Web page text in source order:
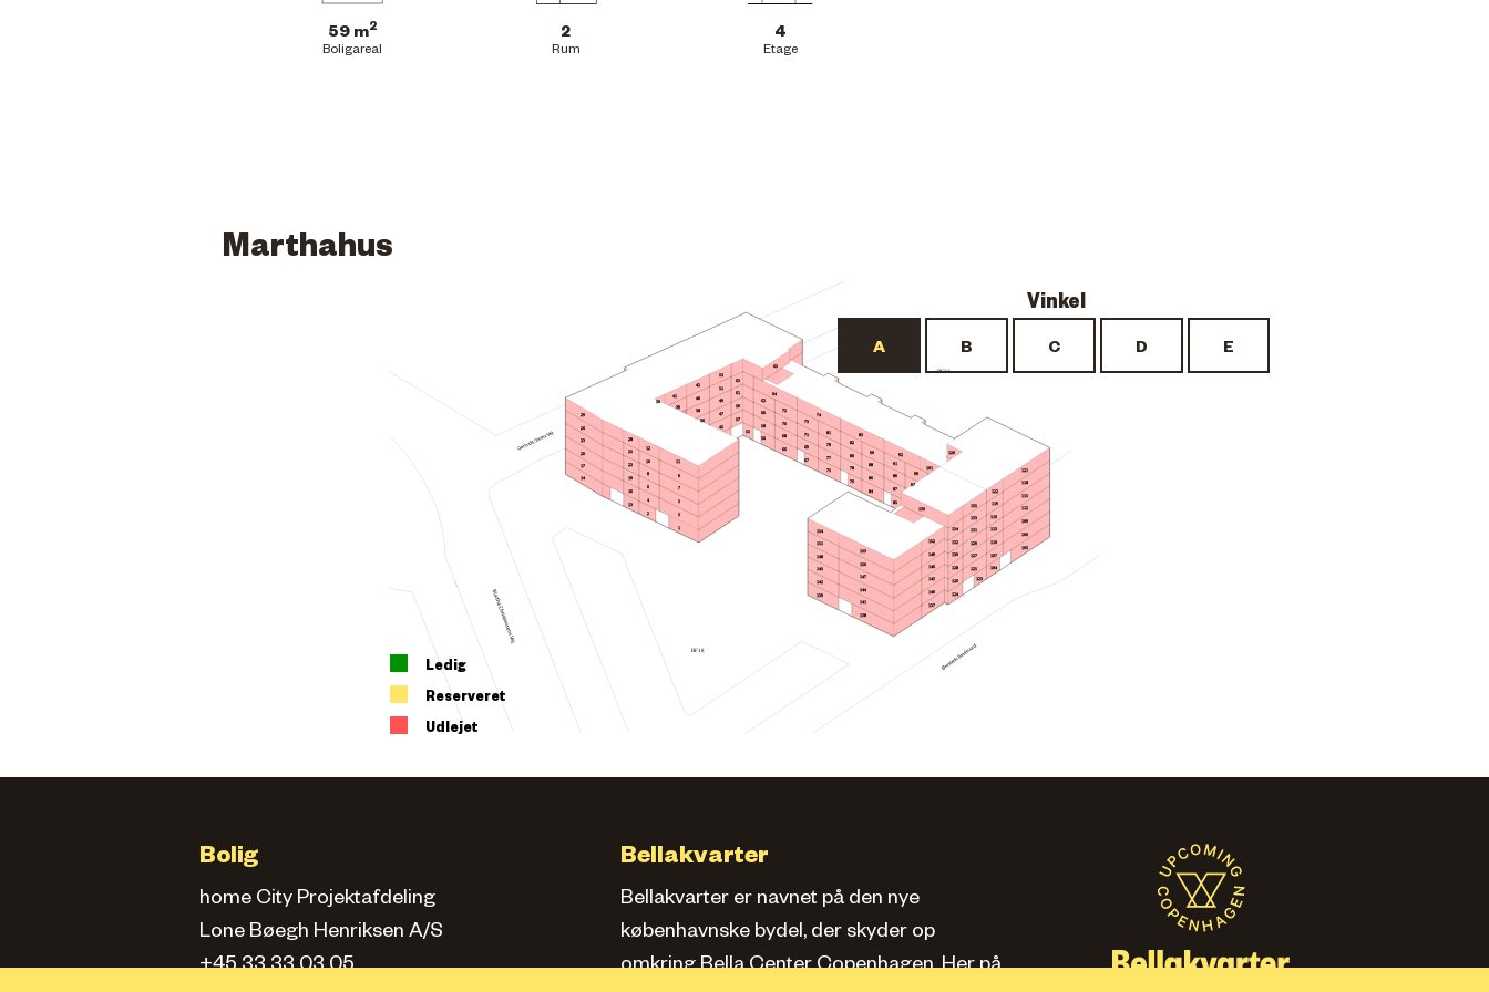
59 m2
Boligareal
2
Rum
4
Etage
Marthahus
BF18
BF22
154
151
148
145
142
139
11
9
7
5
3
1
12
10
8
6
4
2
28
25
22
19
16
13
29
26
23
20
17
14
63
61
59
57
55
53
51
49
47
45
42
40
38
36
41
39
30
153
150
147
144
141
138
152
149
146
143
140
137
134
136
132
130
128
126
124
133
135
131
129
127
125
123
119
122
116
113
110
107
104
118
121
120
115
112
109
106
103
72
64
65
74
83
92
101
70
68
66
62
60
58
56
73
71
69
67
81
79
77
75
82
80
78
76
90
88
86
84
91
89 99
97
87
85
Ledig
Reserveret
Udlejet
Bolig
home City Projektafdeling
Lone Bøegh Henriksen A/S
+45 33 33 03 05
Bellakvarter
Bellakvarter er navnet på den nye
københavnske bydel, der skyder op
omkring Bella Center Copenhagen. Her på